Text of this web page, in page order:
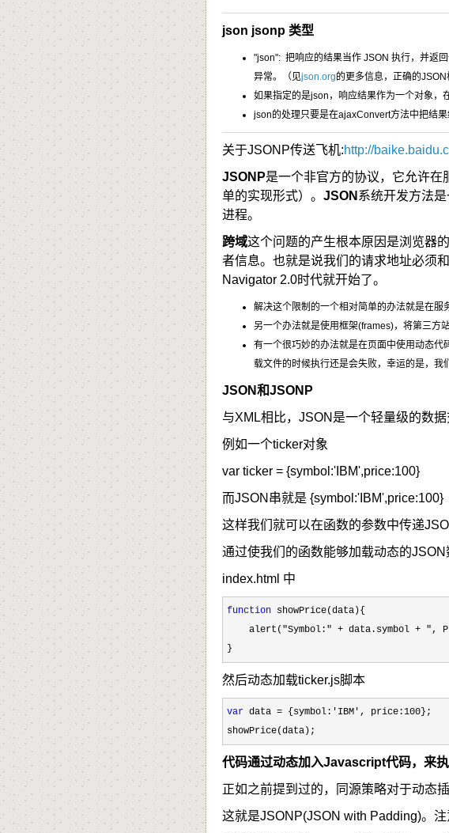
json jsonp 类型
"json": 把响应的结果当作 JSON 执行，并返
异常。（见json.org的更多信息，正确的JSON
如果指定的是json ，响应结果作为一个对象，
json的处理只要是在ajaxConvert方法中把结
关于JSONP传送飞机:http://
JSONP是一个非官方的协议，它允许
单的实现形式）。 JSON 系统开发方法
进程。
跨域这个问题的产生根本原因是浏览器
者信息。也就是说我们的请求地址必须
Navigator 2.0时代就开始了。
解决这个限制的一个相对简单的办法就是在服
另一个办法就是使用框架(frames)，将第三方
有一个很巧妙的办法就是在页面中使用动态
载文件的时候执行还是会失败，幸运的是，
JSON和JSONP
与XML相比，JSON是一个轻量级的数
例如一个ticker对象
var ticker = {symbol:'IBM',price:100}
而JSON串就是 {symbol:'IBM',price:100}
这样我们就可以在函数的参数中传递
通过使我们的函数能够加载动态的
index.html 中
function showPrice(data){
    alert(
"Symbol:" + data.symbol + ",
}
然后动态加载ticker.js脚本
var data = {symbol:'IBM', price:100};
showPrice(data);
代码通过动态加入Javascript代码，来
正如之前提到过的，同源策略对于动态
这就是JSONP(JSON with Padding)。注